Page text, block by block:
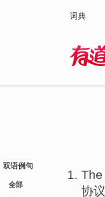
词典
双语例句
全部
The
协议